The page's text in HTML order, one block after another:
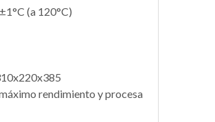
(a 120°C)
rendimiento y procesa